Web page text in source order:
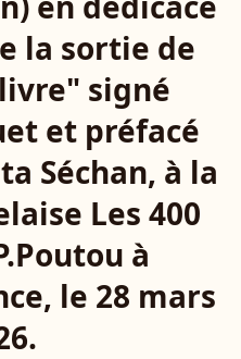
la sortie de
signé
et préfacé
Séchan, à la
Les 400
à
le 28 mars